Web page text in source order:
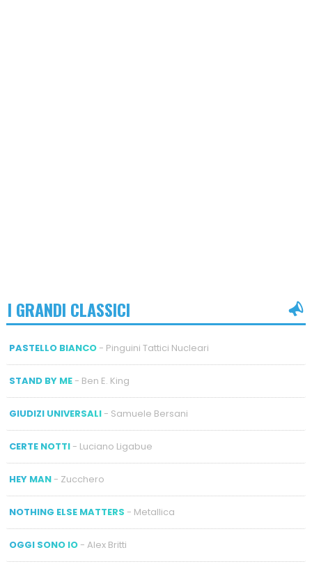
I GRANDI CLASSICI
PASTELLO BIANCO- Pinguini Tattici Nucleari
STAND BY ME- Ben E. King
GIUDIZI UNIVERSALI- Samuele Bersani
CERTE NOTTI- Luciano Ligabue
HEY MAN- Zucchero
NOTHING ELSE MATTERS - Metallica
OGGI SONO IO- Alex Britti